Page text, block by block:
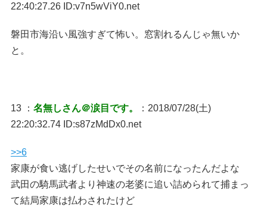
22:40:27.26 ID:v7n5wViY0.net
磐田市海沿い風強すぎて怖い。窓割れるんじゃ無いか
と。
13 ： 名無しさん＠涙目です。
：2018/07/28(土)
22:20:32.74 ID:s87zMdDx0.net
>>6
家康が食い逃げしたせいでその名前になったんだよな
武田の騎馬武者より神速の老婆に追い詰められて捕まっ
て結局家康は払わされたけど